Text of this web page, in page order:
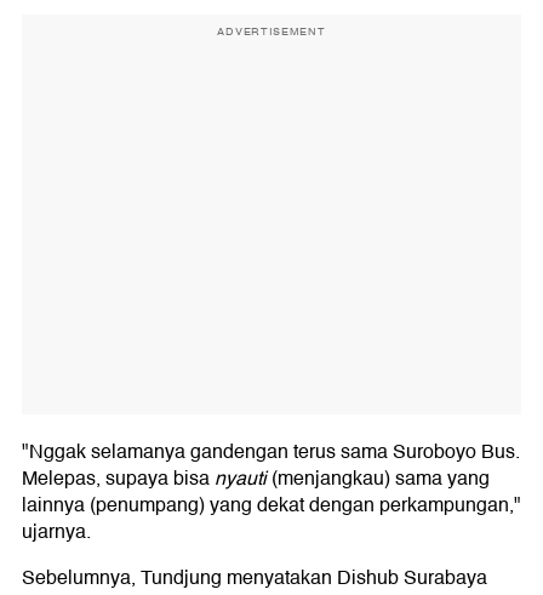
ADVERTISEMENT
"Nggak selamanya gandengan terus sama Suroboyo Bus.
Melepas, supaya bisanyauti(menjangkau) sama yang
lainnya (penumpang) yang dekat dengan perkampungan,"
ujarnya.
Sebelumnya, Tundjung menyatakan Dishub Surabaya